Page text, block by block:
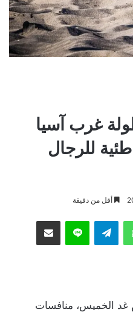
غرب آسيا
للرجال
أقل من دقيقة
واتساب تيلقرام لاين مشاركة عبر البريد
غد الخميس، منافسات